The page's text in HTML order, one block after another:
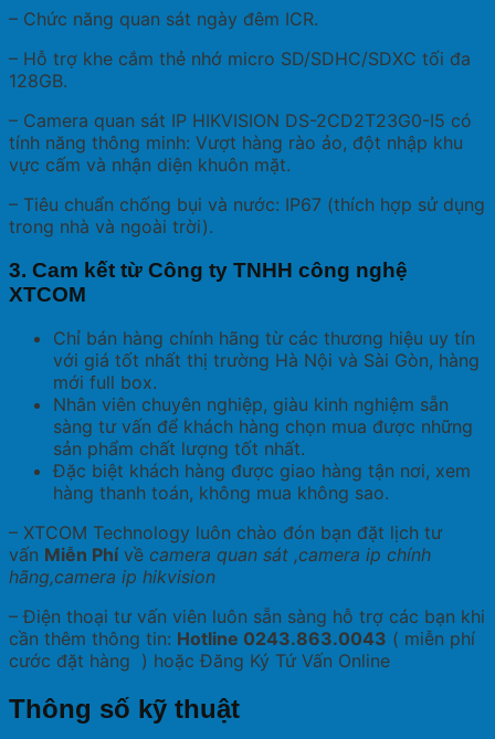
– Chức năng quan sát ngày đêm ICR.
– Hỗ trợ khe cắm thẻ nhớ micro SD/SDHC/SDXC tối đa
128GB.
– Camera quan sát IP HIKVISION DS-2CD2T23G0-I5 có
tính năng thông minh: Vượt hàng rào ảo, đột nhập khu
vực cấm và nhận diện khuôn mặt.
– Tiêu chuẩn chống bụi và nước: IP67 (thích hợp sử dụng
trong nhà và ngoài trời).
3. Cam kết từ Công ty TNHH công nghệ
XTCOM
Chỉ bán hàng chính hãng từ các thương hiệu uy tín
với giá tốt nhất thị trường Hà Nội và Sài Gòn, hàng
mới full box.
Nhân viên chuyên nghiệp, giàu kinh nghiệm sẵn
sàng tư vấn để khách hàng chọn mua được những
sản phẩm chất lượng tốt nhất.
Đặc biệt khách hàng được giao hàng tận nơi, xem
hàng thanh toán, không mua không sao.
– XTCOM Technology luôn chào đón bạn đặt lịch tư
vấn Miễn Phívề camera quan sát ,camera ip chính
hãng,camera ip hikvision
– Điện thoại tư vấn viên luôn sẵn sàng hỗ trợ các bạn khi
cần thêm thông tin: Hotline 0243.863.0043 ( miễn phí
cước đặt hàng ) hoặc Đăng Ký Tứ Vấn Online
Thông số kỹ thuật